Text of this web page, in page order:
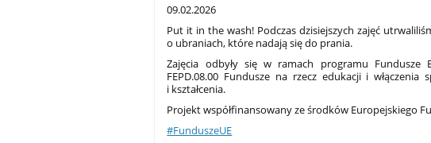
09.02.2026
Put it in the wash! Podczas dzisiejszych zajęć
o ubraniach, które nadają się do prania.
Zajęcia odbyły się w ramach programu Fundusze
FEPD.08.00 Fundusze na rzecz edukacji i włączenia
i kształcenia.
Projekt współfinansowany ze środków Europejskiego
#FunduszeUE